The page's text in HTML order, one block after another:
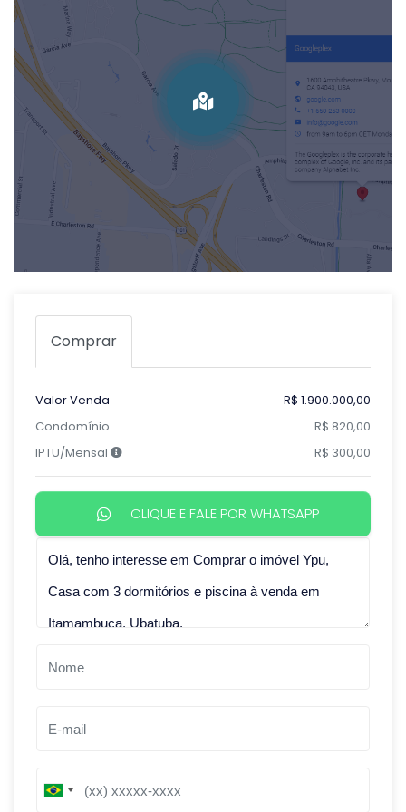
Comprar
Valor Venda
R$ 1.900.000,00
Condomínio
R$ 820,00
IPTU/Mensal
R$ 300,00
CLIQUE E FALE POR WHATSAPP
B